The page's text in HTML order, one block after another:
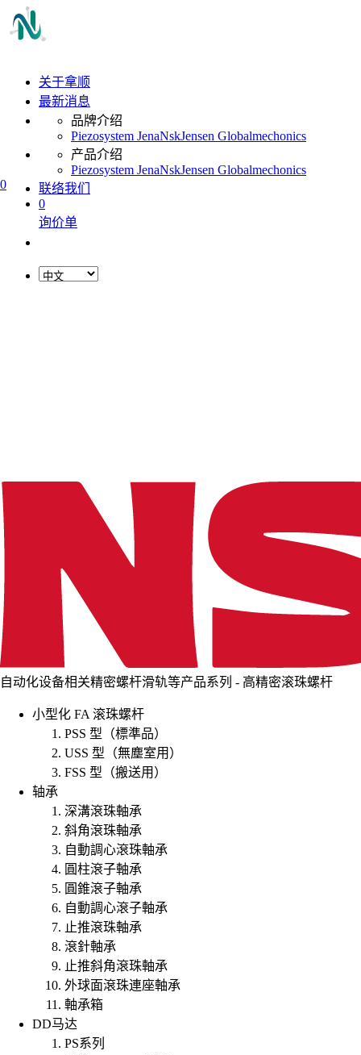
0
关于拿顺
最新消息
品牌介绍
Piezosystem JenaNskJensen Globalmechonics
产品介绍
Piezosystem JenaNskJensen Globalmechonics
联络我们
0
询价单
自动化设备相关精密螺杆滑轨等产品系列 - 高精密滚珠螺杆
小型化 FA 滚珠螺杆
PSS 型（標準品）
USS 型（無塵室用）
FSS 型（搬送用）
轴承
深溝滾珠軸承
斜角滾珠軸承
自動調心滾珠軸承
圓柱滾子軸承
圓錐滾子軸承
自動調心滾子軸承
止推滾珠軸承
滾針軸承
止推斜角滾珠軸承
外球面滾珠連座軸承
軸承箱
DD马达
PS系列